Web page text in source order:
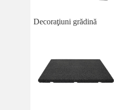
Decoraţiuni grădină